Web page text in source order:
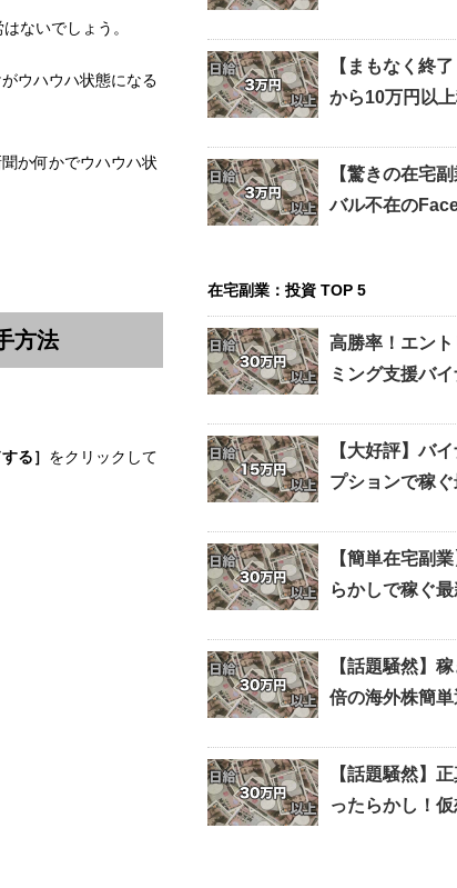
ないでしょう。
ウハウハ状態になる
か何かでウハウハ状
方法
る］ をクリックして
【まもなく終
から10万円以
【驚きの在宅
バル不在の
在宅副業：投資 TOP 5
高勝率！エント
ミング支援バ
【大好評】バ
プションで稼ぐ
【簡単在宅副
らかしで稼ぐ最
【話題騒然】
倍の海外株簡単
【話題騒然】
ったらかし！仮